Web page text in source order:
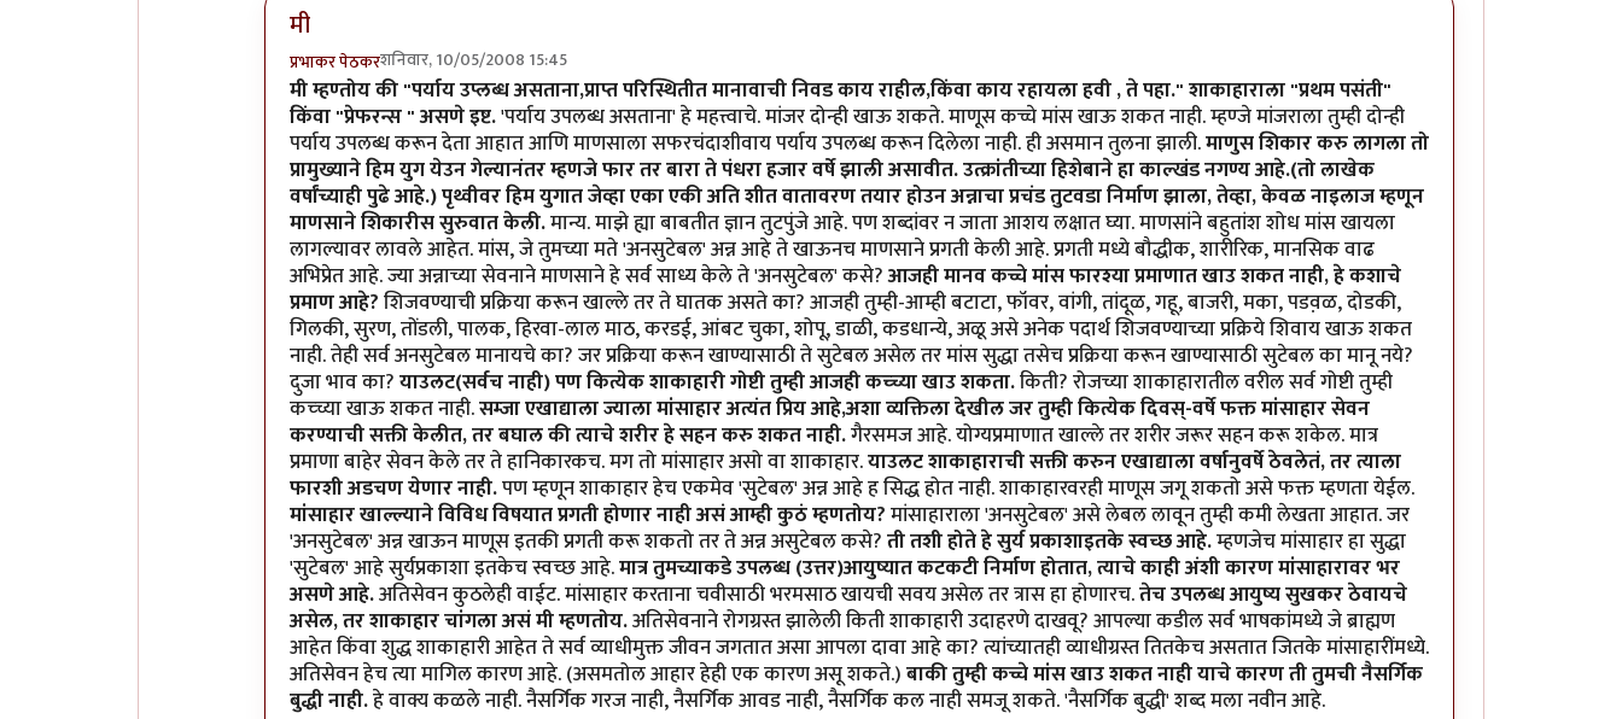
मी
प्रभाकर पेठकरशनिवार, 10/05/2008 15:45
In reply toछट्...byमन
मी म्हण्तोय की "पर्याय उप्लब्ध असताना,प्राप्त परिस्थितीत मानावाची निवड काय राहील,किंवा काय रहायला हवी , ते पहा." शाकाहाराला "प्रथम पसंती"
किंवा "प्रेफरन्स " असणे इष्ट.'पर्याय उपलब्ध असताना' हे महत्त्वाचे. मांजर दोन्ही खाऊ शकते. माणूस कच्चे मांस खाऊ शकत नाही. म्हण्जे मांजराला तुम्ही दोन्ही
पर्याय उपलब्ध करून देता आहात आणि माणसाला सफरचंदाशीवाय पर्याय उपलब्ध करून दिलेला नाही. ही असमान तुलना झाली.माणुस शिकार करु लागला तो
प्रामुख्याने हिम युग येउन गेल्यानंतर म्हणजे फार तर बारा ते पंधरा हजार वर्षे झाली असावीत. उत्क्रांतीच्या हिशेबाने हा काल्खंड नगण्य आहे.(तो लाखेक
वर्षांच्याही पुढे आहे.) पृथ्वीवर हिम युगात जेव्हा एका एकी अति शीत वातावरण तयार होउन अन्नाचा प्रचंड तुटवडा निर्माण झाला, तेव्हा, केवळ नाइलाज म्हणून
माणसाने शिकारीस सुरुवात केली.मान्य. माझे ह्या बाबतीत ज्ञान तुटपुंजे आहे. पण शब्दांवर न जाता आशय लक्षात घ्या. माणसांने बहुतांश शोध मांस खायला
लागल्यावर लावले आहेत. मांस, जे तुमच्या मते 'अनसुटेबल' अन्न आहे ते खाऊनच माणसाने प्रगती केली आहे. प्रगती मध्ये बौद्धीक, शारीरिक, मानसिक वाढ
अभिप्रेत आहे. ज्या अन्नाच्या सेवनाने माणसाने हे सर्व साध्य केले ते 'अनसुटेबल' कसे?आजही मानव कच्चे मांस फारश्या प्रमाणात खाउ शकत नाही, हे कशाचे
प्रमाण आहे?शिजवण्याची प्रक्रिया करून खाल्ले तर ते घातक असते का? आजही तुम्ही-आम्ही बटाटा, फॉवर, वांगी, तांदूळ, गहू, बाजरी, मका, पडव़ळ, दोडकी,
गिलकी, सुरण, तोंडली, पालक, हिरवा-लाल माठ, करडई, आंबट चुका, शोपू, डाळी, कडधान्ये, अळू असे अनेक पदार्थ शिजवण्याच्या प्रक्रिये शिवाय खाऊ शकत
नाही. तेही सर्व अनसुटेबल मानायचे का? जर प्रक्रिया करून खाण्यासाठी ते सुटेबल असेल तर मांस सुद्धा तसेच प्रक्रिया करून खाण्यासाठी सुटेबल का मानू नये?
दुजा भाव का?याउलट(सर्वच नाही) पण कित्येक शाकाहारी गोष्टी तुम्ही आजही कच्च्या खाउ शकता.किती? रोजच्या शाकाहारातील वरील सर्व गोष्टी तुम्ही
कच्च्या खाऊ शकत नाही.सम्जा एखाद्याला ज्याला मांसाहार अत्यंत प्रिय आहे,अशा व्यक्तिला देखील जर तुम्ही कित्येक दिवस्-वर्षे फक्त मांसाहार सेवन
करण्याची सक्ती केलीत, तर बघाल की त्याचे शरीर हे सहन करु शकत नाही.गैरसमज आहे. योग्यप्रमाणात खाल्ले तर शरीर जरूर सहन करू शकेल. मात्र
प्रमाणा बाहेर सेवन केले तर ते हानिकारकच. मग तो मांसाहार असो वा शाकाहार.याउलट शाकाहाराची सक्ती करुन एखाद्याला वर्षानुवर्षे ठेवलेतं, तर त्याला
फारशी अडचण येणार नाही.पण म्हणून शाकाहार हेच एकमेव 'सुटेबल' अन्न आहे ह सिद्ध होत नाही. शाकाहारवरही माणूस जगू शकतो असे फक्त म्हणता येईल.
मांसाहार खाल्ल्याने विविध विषयात प्रगती होणार नाही असं आम्ही कुठं म्हणतोय?मांसाहाराला 'अनसुटेबल' असे लेबल लावून तुम्ही कमी लेखता आहात. जर
'अनसुटेबल' अन्न खाऊन माणूस इतकी प्रगती करू शकतो तर ते अन्न असुटेबल कसे?ती तशी होते हे सुर्य प्रकाशाइतके स्वच्छ आहे.म्हणजेच मांसाहार हा सुद्धा
'सुटेबल' आहे सुर्यप्रकाशा इतकेच स्वच्छ आहे.मात्र तुमच्याकडे उपलब्ध (उत्तर)आयुष्यात कटकटी निर्माण होतात, त्याचे काही अंशी कारण मांसाहारावर भर
असणे आहे.अतिसेवन कुठलेही वाईट. मांसाहार करताना चवीसाठी भरमसाठ खायची सवय असेल तर त्रास हा होणारच.तेच उपलब्ध आयुष्य सुखकर ठेवायचे
असेल, तर शाकाहार चांगला असं मी म्हणतोय.अतिसेवनाने रोगग्रस्त झालेली किती शाकाहारी उदाहरणे दाखवू? आपल्या कडील सर्व भाषकांमध्ये जे ब्राह्मण
आहेत किंवा शुद्ध शाकाहारी आहेत ते सर्व व्याधीमुक्त जीवन जगतात असा आपला दावा आहे का? त्यांच्यातही व्याधीग्रस्त तितकेच असतात जितके मांसाहारींमध्ये.
अतिसेवन हेच त्या मागिल कारण आहे. (असमतोल आहार हेही एक कारण असू शकते.)बाकी तुम्ही कच्चे मांस खाउ शकत नाही याचे कारण ती तुमची नैसर्गिक
बुद्धी नाही.हे वाक्य कळले नाही. नैसर्गिक गरज नाही, नैसर्गिक आवड नाही, नैसर्गिक कल नाही समजू शकते. 'नैसर्गिक बुद्धी' शब्द मला नवीन आहे.